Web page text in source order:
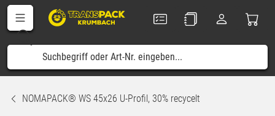
NOMAPACK® WS 45x26 U-Profil, 30% recycelt